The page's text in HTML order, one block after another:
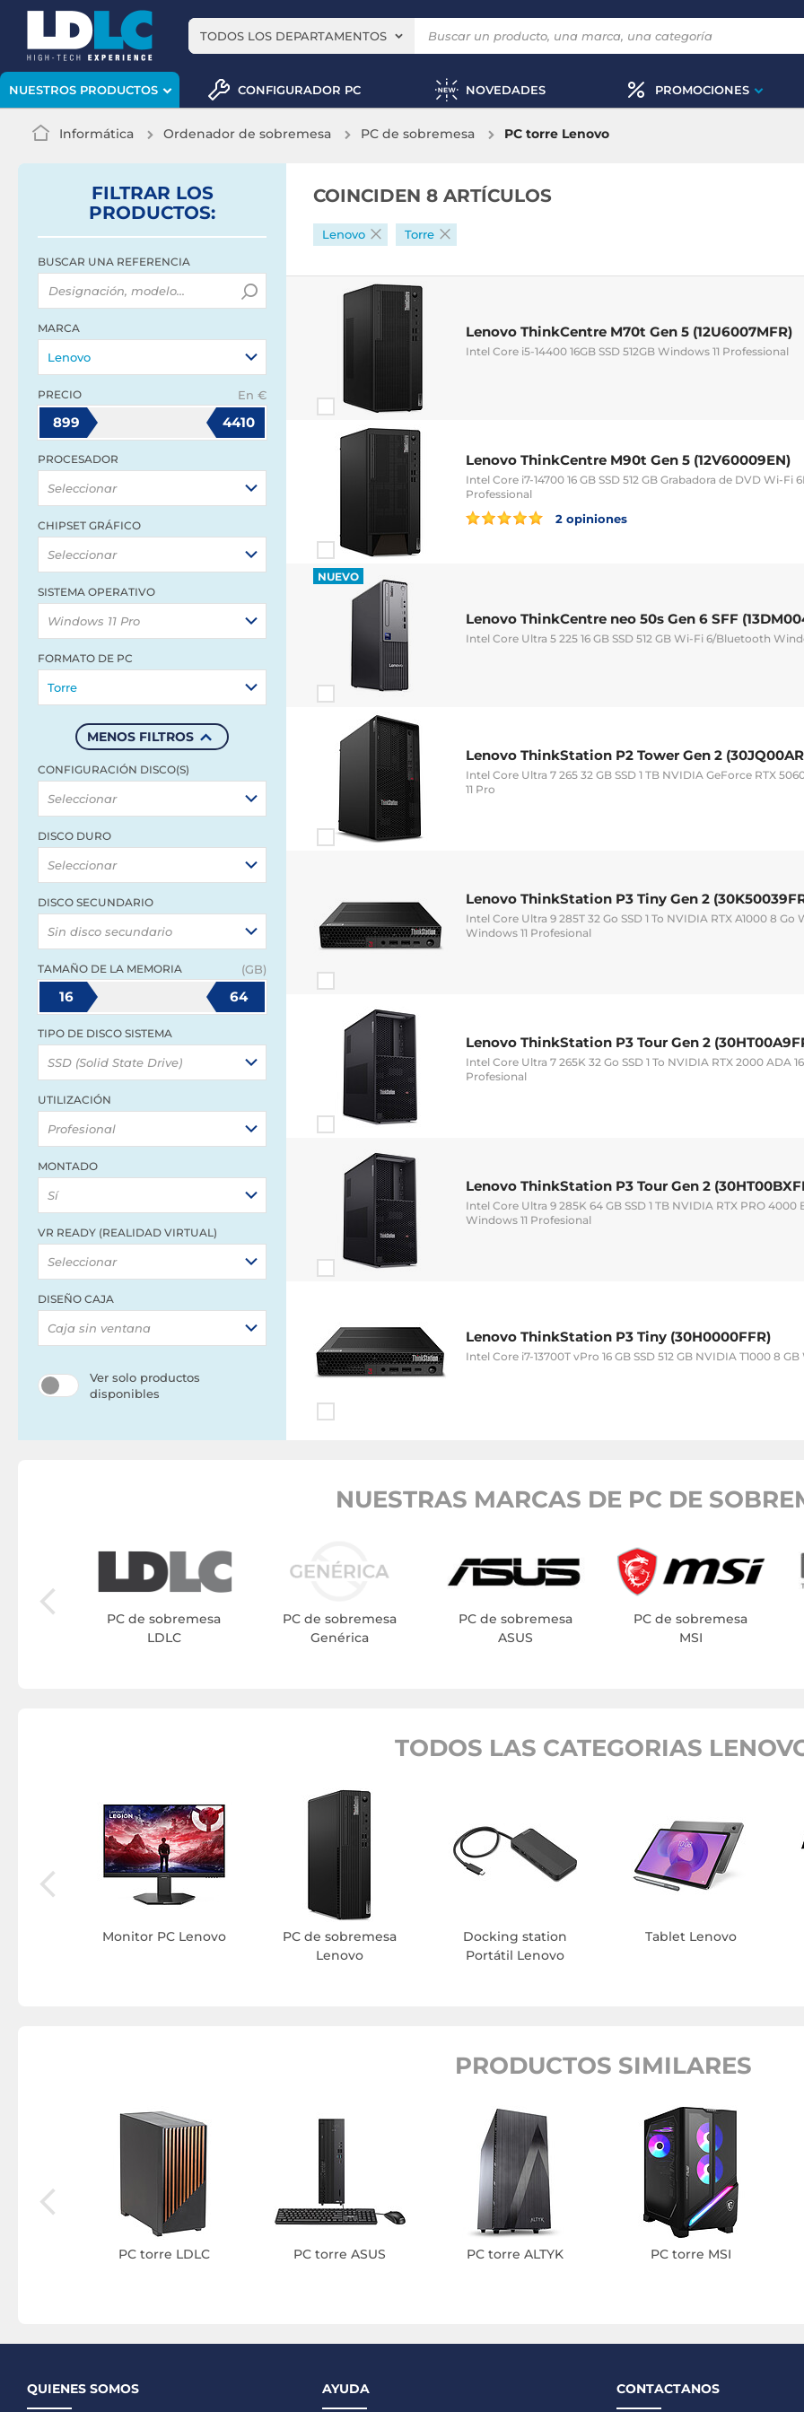
TODOS LOS DEPARTAMENTOS
NUESTROS PRODUCTOS CONFIGURADOR PC NOVEDADES PROMOCIONES
Informática Ordenador de sobremesa PC de sobremesa PC torre Lenovo
FILTRAR LOS
PRODUCTOS:
BUSCAR UNA REFERENCIA
MARCA
Lenovo
PRECIO En €
899 4410
PROCESADOR
Seleccionar
CHIPSET GRÁFICO
Seleccionar
SISTEMA OPERATIVO
Windows 11 Pro
FORMATO DE PC
Torre
MENOS FILTROS
CONFIGURACIÓN DISCO(S)
Seleccionar
DISCO DURO
Seleccionar
DISCO SECUNDARIO
Sin disco secundario
TAMAÑO DE LA MEMORIA (GB)
16 64
TIPO DE DISCO SISTEMA
SSD (Solid State Drive)
UTILIZACIÓN
Profesional
MONTADO
Sí
VR READY (REALIDAD VIRTUAL)
Seleccionar
DISEÑO CAJA
Caja sin ventana
Ver solo productos
disponibles
COINCIDEN 8 ARTÍCULOS
Lenovo Torre
Lenovo ThinkCentre M70t Gen 5 (12U6007MFR)
Intel Core i5-14400 16GB SSD 512GB Windows 11 Professional
Lenovo ThinkCentre M90t Gen 5 (12V60009EN)
Intel Core i7-14700 16 GB SSD 512 GB Grabadora de DVD Wi-Fi
Professional
2 opiniones
NUEVO
Lenovo ThinkCentre neo 50s Gen 6 SFF
Intel Core Ultra 5 225 16 GB SSD 512 GB Wi-Fi 6/Bluetooth
Lenovo ThinkStation P2 Tower Gen 2
Intel Core Ultra 7 265 32 GB SSD 1 TB NVIDIA GeForce RTX
11 Pro
Lenovo ThinkStation P3 Tiny Gen 2
Intel Core Ultra 9 285T 32 Go SSD 1 To NVIDIA RTX A1000 8
Windows 11 Profesional
Lenovo ThinkStation P3 Tour Gen 2
Intel Core Ultra 7 265K 32 Go SSD 1 To NVIDIA RTX 2000 ADA
Profesional
Lenovo ThinkStation P3 Tour Gen 2
Intel Core Ultra 9 285K 64 GB SSD 1 TB NVIDIA RTX PRO 4000
Windows 11 Profesional
Lenovo ThinkStation P3 Tiny (30H0000FFR)
Intel Core i7-13700T vPro 16 GB SSD 512 GB NVIDIA T1000 8
NUESTRAS MARCAS DE PC DE
PC de sobremesa
LDLC
PC de sobremesa
Genérica
PC de sobremesa
ASUS
PC de sobremesa
MSI
TODOS LAS CATEGORIAS
Monitor PC Lenovo
PC de sobremesa
Lenovo
Docking station
Portátil Lenovo
Tablet Lenovo
PRODUCTOS SIMILARES
PC torre LDLC PC torre ASUS PC torre ALTYK PC torre MSI
QUIENES SOMOS AYUDA CONTACTANOS